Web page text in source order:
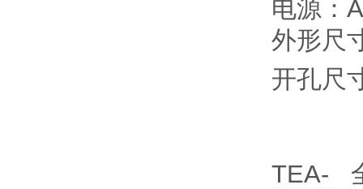
电源：
外形尺
开孔尺
TEA-